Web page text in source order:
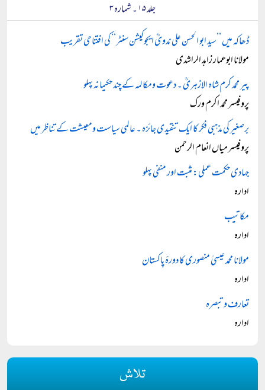
جلد ۱۵ ۔ شمارہ ۳
ڈھاکہ میں ’’سید ابو الحسن علی ندویؒ ایجوکیشن سنٹر‘‘ کی افتتاحی تقریب
مولانا ابوعمار زاہد الراشدی
پیر محمد کرم شاہ الازہریؒ ۔ دعوت ومکالمہ کے چند حکیمانہ پہلو
پروفیسر محمد اکرم ورک
برصغیر کی مذہبی فکر کا ایک تنقیدی جائزہ ۔ عالمی سیاست ومعیشت کے تناظر میں
پروفیسر میاں انعام الرحمن
جہادی حکمت عملی: مثبت اور منفی پہلو
ادارہ
مکاتیب
ادارہ
مولانا محمد عیسیٰ منصوری کا دورۂ پاکستان
ادارہ
تعارف و تبصرہ
ادارہ
تلاش